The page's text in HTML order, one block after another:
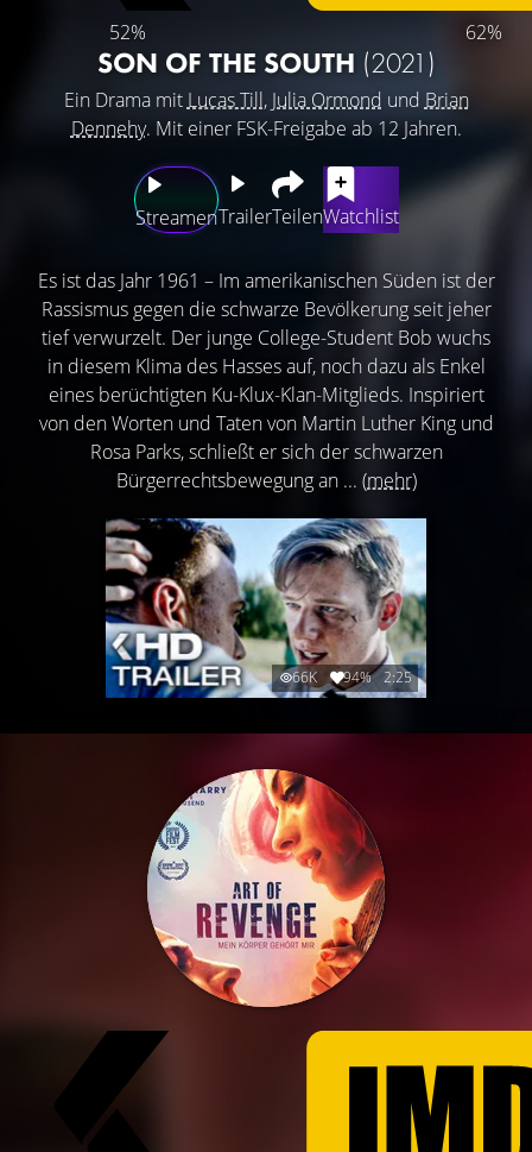
52% 62%
SON OF THE SOUTH (2021)
Ein Drama mit Lucas Till, Julia Ormond und Brian
Dennehy. Mit einer FSK-Freigabe ab 12 Jahren.
StreamenTrailerTeilenWatchlist
Es ist das Jahr 1961 – Im amerikanischen Süden ist der
Rassismus gegen die schwarze Bevölkerung seit jeher
tief verwurzelt. Der junge College-Student Bob wuchs
in diesem Klima des Hasses auf, noch dazu als Enkel
eines berüchtigten Ku-Klux-Klan-Mitglieds. Inspiriert
von den Worten und Taten von Martin Luther King und
Rosa Parks, schließt er sich der schwarzen
Bürgerrechtsbewegung an ... (mehr)
66K 94% 2:25